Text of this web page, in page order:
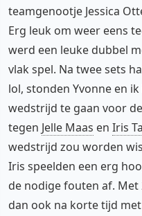
teamgenootje Jessica
Erg leuk om weer eens
werd een leuke dubbel
vlak spel. Na twee sets
lol, stonden Yvonne en
wedstrijd te gaan voor
tegen Jelle Maas en Iris
wedstrijd zou worden
Iris speelden een erg
de nodige fouten af. Met
dan ook na korte tijd